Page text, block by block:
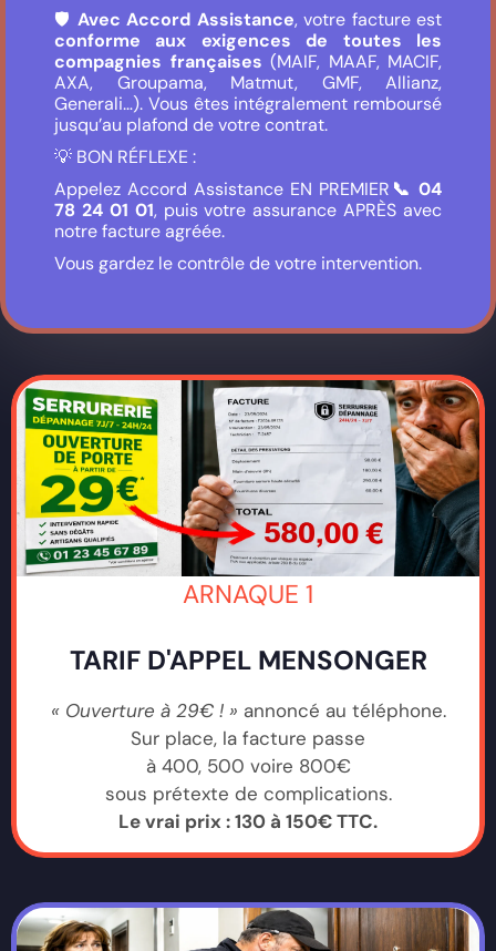
🛡️ Avec Accord Assistance, votre facture est
conforme aux exigences de toutes les
compagnies françaises (MAIF, MAAF, MACIF,
AXA, Groupama, Matmut, GMF, Allianz,
Generali…). Vous êtes intégralement remboursé
jusqu’au plafond de votre contrat.
💡 BON RÉFLEXE :
Appelez Accord Assistance EN PREMIER 📞 04
78 24 01 01, puis votre assurance APRÈS avec
notre facture agréée.
Vous gardez le contrôle de votre intervention.
ARNAQUE 1
TARIF D'APPEL MENSONGER
« Ouverture à 29€ ! » annoncé au téléphone.
Sur place, la facture passe
à 400, 500 voire 800€
sous prétexte de complications.
Le vrai prix : 130 à 150€ TTC.